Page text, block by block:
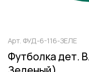
Арт. ФУД-6-116-ЗЕЛЕ
Футболка дет.